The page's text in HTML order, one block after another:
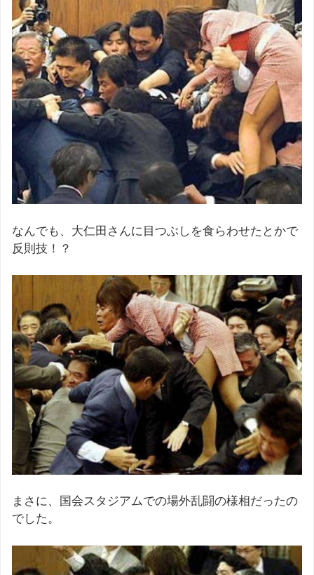
なんでも、大仁田さんに目つぶしを食らわせたとかで
反則技！？
まさに、国会スタジアムでの場外乱闘の様相だったの
でした。